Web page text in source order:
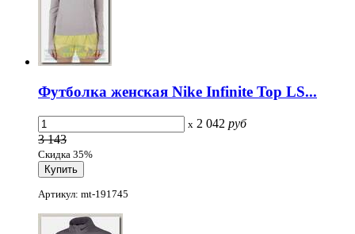
Футболка женская Nike Infinite Top LS...
x 2 042 руб
3 143
Скидка 35%
Артикул: mt-191745